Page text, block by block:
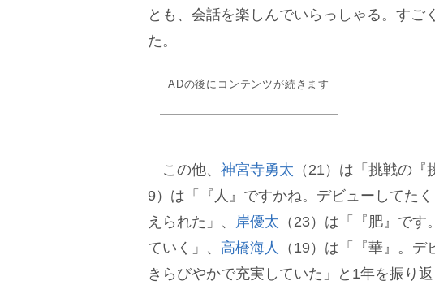
とも、会話を楽しんでいらっしゃる。すご
た。
ADの後にコンテンツが続きます
この他、 神宮寺勇太 （21）は「挑戦の『
9）は「『人』ですかね。デビューしてた
えられた」、 岸優太 （23）は「『肥』で
ていく」、 高橋海人
（19）は「『華』。デ
きらびやかで充実していた」と1年を振り返